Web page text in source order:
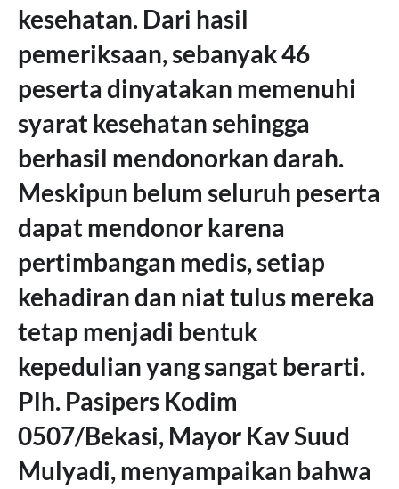
kesehatan. Dari hasil
pemeriksaan, sebanyak 46
peserta dinyatakan memenuhi
syarat kesehatan sehingga
berhasil mendonorkan darah.
Meskipun belum seluruh peserta
dapat mendonor karena
pertimbangan medis, setiap
kehadiran dan niat tulus mereka
tetap menjadi bentuk
kepedulian yang sangat berarti.
Plh. Pasipers Kodim
0507/Bekasi, Mayor Kav Suud
Mulyadi, menyampaikan bahwa